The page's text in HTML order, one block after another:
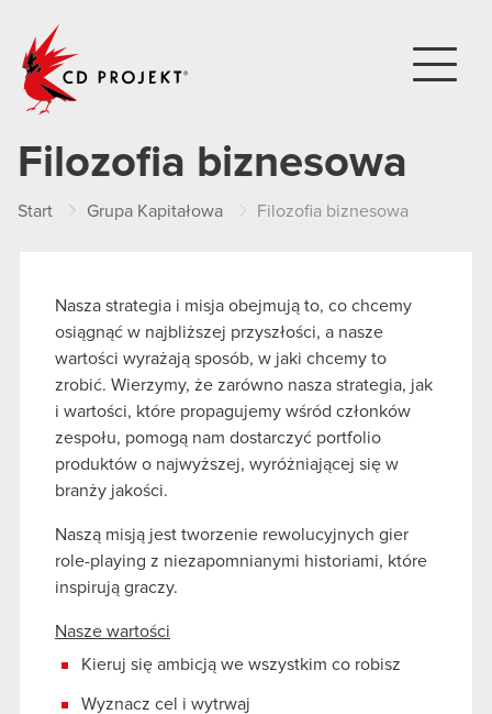
Filozofia biznesowa
Start Grupa Kapitałowa Filozofia biznesowa
Nasza strategia i misja obejmują to, co chcemy
osiągnąć w najbliższej przyszłości, a nasze
wartości wyrażają sposób, w jaki chcemy to
zrobić. Wierzymy, że zarówno nasza strategia, jak
i wartości, które propagujemy wśród członków
zespołu, pomogą nam dostarczyć portfolio
produktów o najwyższej, wyróżniającej się w
branży jakości.
Naszą misją jest tworzenie rewolucyjnych gier
role-playing z niezapomnianymi historiami, które
inspirują graczy.
Nasze wartości
Kieruj się ambicją we wszystkim co robisz
Wyznacz cel i wytrwaj